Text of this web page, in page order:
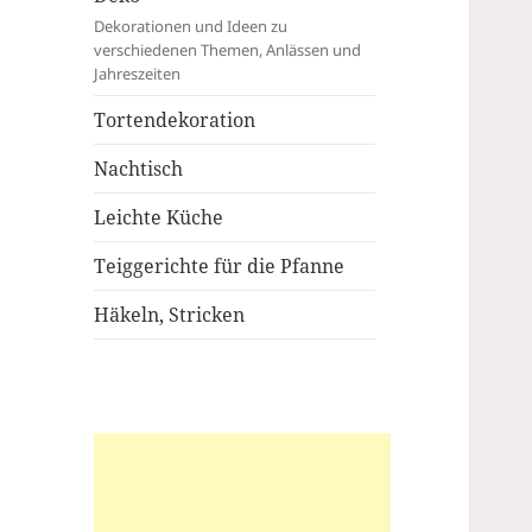
Dekorationen und Ideen zu
verschiedenen Themen, Anlässen und
Jahreszeiten
Tortendekoration
Nachtisch
Leichte Küche
Teiggerichte für die Pfanne
Häkeln, Stricken